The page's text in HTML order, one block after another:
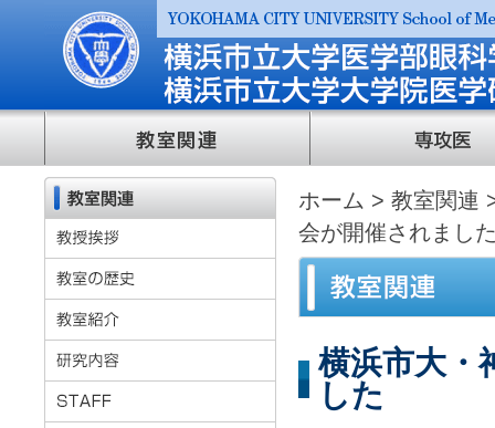
ホーム > 教室関連
会が開催されまし
横浜市大・
した